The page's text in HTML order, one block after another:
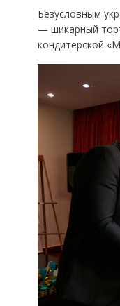
Безусловным
— шикарный
кондитерской